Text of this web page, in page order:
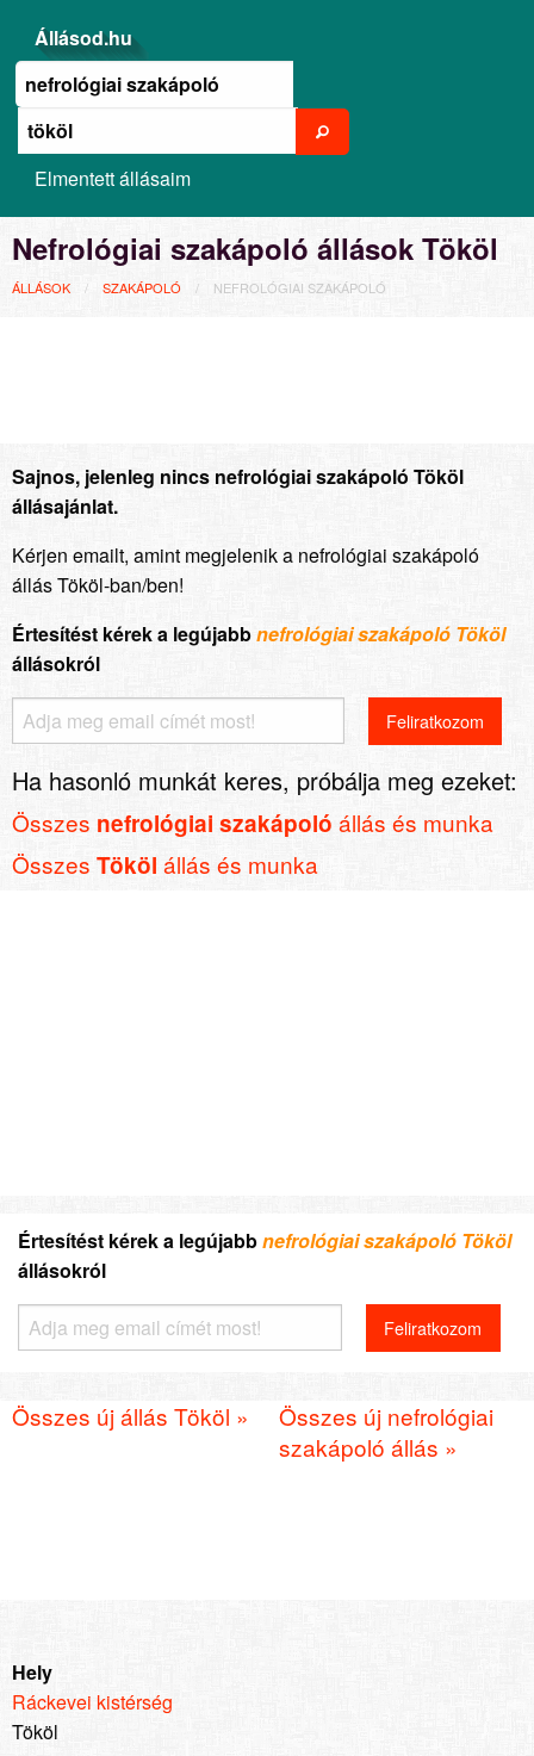
Állásod.hu
Elmentett állásaim
Nefrológiai szakápoló állások Tököl
ÁLLÁSOK SZAKÁPOLÓ NEFROLÓGIAI SZAKÁPOLÓ
Sajnos, jelenleg nincs nefrológiai szakápoló Tököl
állásajánlat.
Kérjen emailt, amint megjelenik a nefrológiai szakápoló
állás Tököl-ban/ben!
Értesítést kérek a legújabbnefrológiai szakápoló Tököl
állásokról
Ha hasonló munkát keres, próbálja meg ezeket:
Összes nefrológiai szakápoló állás és munka
Összes Tököl állás és munka
Értesítést kérek a legújabbnefrológiai szakápoló Tököl
állásokról
Összes új állás Tököl »
Összes új nefrológiai
szakápoló állás »
Hely
Ráckevei kistérség
Tököl